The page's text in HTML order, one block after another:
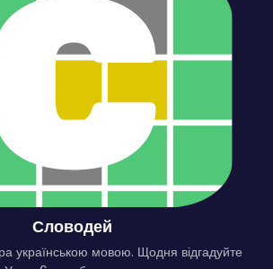
Словодей
українською мовою. Щодня відгадуйте